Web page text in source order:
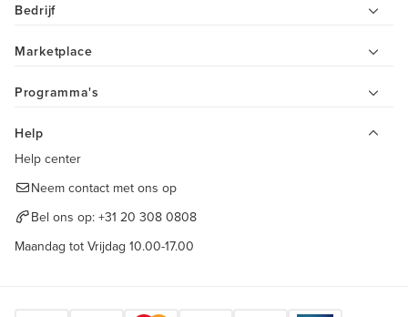
Bedrijf
Marketplace
Programma's
Help
Help center
Neem contact met ons op
Bel ons op: +31 20 308 0808
Maandag tot Vrijdag 10.00-17.00